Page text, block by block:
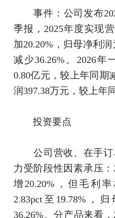
事件：公司发布
季报，2025年度实现
加20.20%，归母净利
减少36.26%。2026年
0.80亿元，较上年同期
润397.38万元，较上年
投资要点
公司营收、在手订
力受阶段性因素承压
增20.20%，但毛利
2.83pct至19.78%，
36.26%。分产品来看